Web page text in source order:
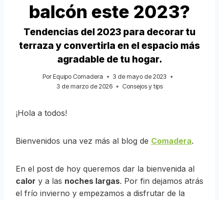
balcón este 2023?
Tendencias del 2023 para decorar tu
terraza y convertirla en el espacio más
agradable de tu hogar.
Por Equipo Comadera
3 de mayo de 2023
3 de marzo de 2026
Consejos y tips
¡Hola a todos!
Bienvenidos una vez más al blog de Comadera.
En el post de hoy queremos dar la bienvenida al
calor y a las noches largas. Por fin dejamos atrás
el frío invierno y empezamos a disfrutar de la